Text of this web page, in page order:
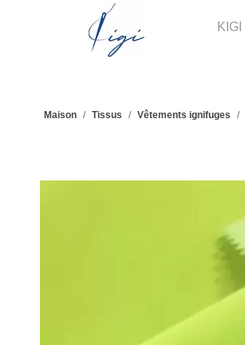
KIGI
Maison / Tissus / Vêtements ignifuges /